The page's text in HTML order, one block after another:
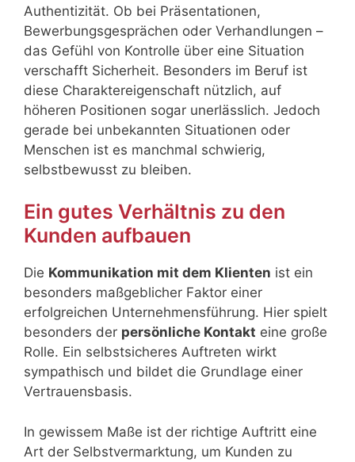
Authentizität. Ob bei Präsentationen,
Bewerbungsgesprächen oder Verhandlungen –
das Gefühl von Kontrolle über eine Situation
verschafft Sicherheit. Besonders im Beruf ist
diese Charaktereigenschaft nützlich, auf
höheren Positionen sogar unerlässlich. Jedoch
gerade bei unbekannten Situationen oder
Menschen ist es manchmal schwierig,
selbstbewusst zu bleiben.
Ein gutes Verhältnis zu den
Kunden aufbauen
Die Kommunikation mit dem Klienten ist ein
besonders maßgeblicher Faktor einer
erfolgreichen Unternehmensführung. Hier spielt
besonders der persönliche Kontakt eine große
Rolle. Ein selbstsicheres Auftreten wirkt
sympathisch und bildet die Grundlage einer
Vertrauensbasis.
In gewissem Maße ist der richtige Auftritt eine
Art der Selbstvermarktung, um Kunden zu